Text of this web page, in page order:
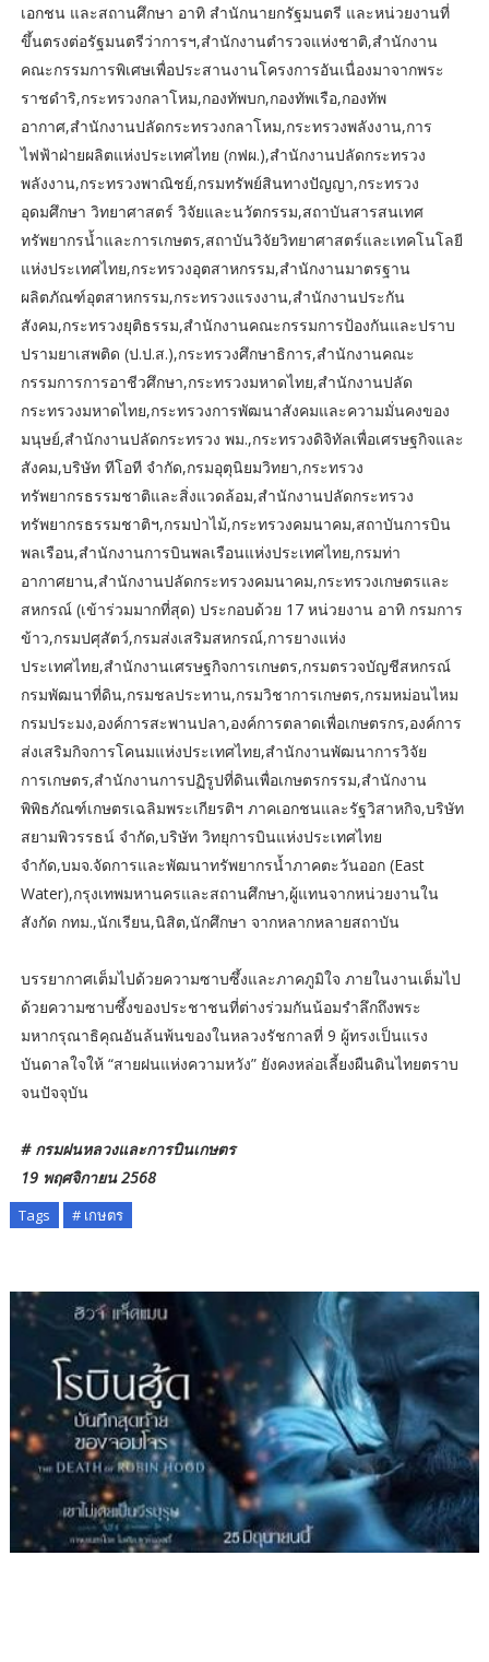
เอกชน และสถานศึกษา อาทิ สำนักนายกรัฐมนตรี และหน่วยงานที่
ขึ้นตรงต่อรัฐมนตรีว่าการฯ,สำนักงานตำรวจแห่งชาติ,สำนักงาน
คณะกรรมการพิเศษเพื่อประสานงานโครงการอันเนื่องมาจากพระ
ราชดำริ,กระทรวงกลาโหม,กองทัพบก,กองทัพเรือ,กองทัพ
อากาศ,สำนักงานปลัดกระทรวงกลาโหม,กระทรวงพลังงาน,การ
ไฟฟ้าฝ่ายผลิตแห่งประเทศไทย (กฟผ.),สำนักงานปลัดกระทรวง
พลังงาน,กระทรวงพาณิชย์,กรมทรัพย์สินทางปัญญา,กระทรวง
อุดมศึกษา วิทยาศาสตร์ วิจัยและนวัตกรรม,สถาบันสารสนเทศ
ทรัพยากรน้ำและการเกษตร,สถาบันวิจัยวิทยาศาสตร์และเทคโนโลยี
แห่งประเทศไทย,กระทรวงอุตสาหกรรม,สำนักงานมาตรฐาน
ผลิตภัณฑ์อุตสาหกรรม,กระทรวงแรงงาน,สำนักงานประกัน
สังคม,กระทรวงยุติธรรม,สำนักงานคณะกรรมการป้องกันและปราบ
ปรามยาเสพติด (ป.ป.ส.),กระทรวงศึกษาธิการ,สำนักงานคณะ
กรรมการการอาชีวศึกษา,กระทรวงมหาดไทย,สำนักงานปลัด
กระทรวงมหาดไทย,กระทรวงการพัฒนาสังคมและความมั่นคงของ
มนุษย์,สำนักงานปลัดกระทรวง พม.,กระทรวงดิจิทัลเพื่อเศรษฐกิจและ
สังคม,บริษัท ทีโอที จำกัด,กรมอุตุนิยมวิทยา,กระทรวง
ทรัพยากรธรรมชาติและสิ่งแวดล้อม,สำนักงานปลัดกระทรวง
ทรัพยากรธรรมชาติฯ,กรมป่าไม้,กระทรวงคมนาคม,สถาบันการบิน
พลเรือน,สำนักงานการบินพลเรือนแห่งประเทศไทย,กรมท่า
อากาศยาน,สำนักงานปลัดกระทรวงคมนาคม,กระทรวงเกษตรและ
สหกรณ์ (เข้าร่วมมากที่สุด) ประกอบด้วย 17 หน่วยงาน อาทิ กรมการ
ข้าว,กรมปศุสัตว์,กรมส่งเสริมสหกรณ์,การยางแห่ง
ประเทศไทย,สำนักงานเศรษฐกิจการเกษตร,กรมตรวจบัญชีสหกรณ์
กรมพัฒนาที่ดิน,กรมชลประทาน,กรมวิชาการเกษตร,กรมหม่อนไหม
กรมประมง,องค์การสะพานปลา,องค์การตลาดเพื่อเกษตรกร,องค์การ
ส่งเสริมกิจการโคนมแห่งประเทศไทย,สำนักงานพัฒนาการวิจัย
การเกษตร,สำนักงานการปฏิรูปที่ดินเพื่อเกษตรกรรม,สำนักงาน
พิพิธภัณฑ์เกษตรเฉลิมพระเกียรติฯ ภาคเอกชนและรัฐวิสาหกิจ,บริษัท
สยามพิวรรธน์ จำกัด,บริษัท วิทยุการบินแห่งประเทศไทย
จำกัด,บมจ.จัดการและพัฒนาทรัพยากรน้ำภาคตะวันออก (East
Water),กรุงเทพมหานครและสถานศึกษา,ผู้แทนจากหน่วยงานใน
สังกัด กทม.,นักเรียน,นิสิต,นักศึกษา จากหลากหลายสถาบัน
บรรยากาศเต็มไปด้วยความซาบซึ้งและภาคภูมิใจ ภายในงานเต็มไป
ด้วยความซาบซึ้งของประชาชนที่ต่างร่วมกันน้อมรำลึกถึงพระ
มหากรุณาธิคุณอันล้นพ้นของในหลวงรัชกาลที่ 9 ผู้ทรงเป็นแรง
บันดาลใจให้ “สายฝนแห่งความหวัง” ยังคงหล่อเลี้ยงผืนดินไทยตราบ
จนปัจจุบัน
# กรมฝนหลวงและการบินเกษตร
19 พฤศจิกายน 2568
Tags # เกษตร